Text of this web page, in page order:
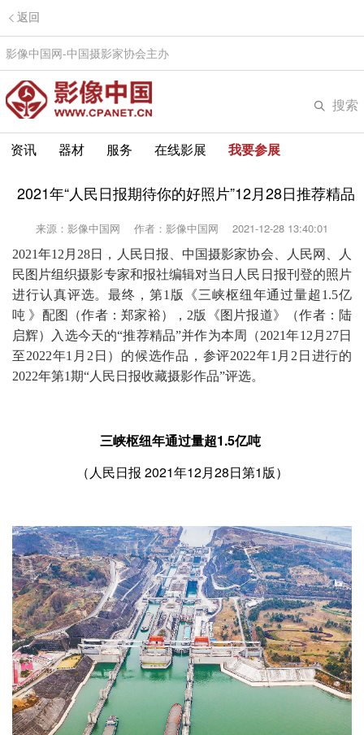
返回
影像中国网-中国摄影家协会主办
搜索
资讯 器材 服务 在线影展 我要参展
2021年“人民日报期待你的好照片”12月28日推荐精品
来源：影像中国网 作者：影像中国网 2021-12-28 13:40:01
2021年12月28日，人民日报、中国摄影家协会、人民网、人
民图片组织摄影专家和报社编辑对当日人民日报刊登的照片
进行认真评选。最终，第1版《三峡枢纽年通过量超1.5亿
吨 》配图（作者：郑家裕），2版《图片报道》（作者： 陆
启辉）
入选今天的“推荐精品”并作为本周（2021年12月27日
至2022年1月2日）的候选作品，参评2022年1月2日进行的
2022年第1期“人民日报收藏摄影作品”评选。
三峡枢纽年通过量超1.5亿吨
（人民日报 2021年12月28日第1版）